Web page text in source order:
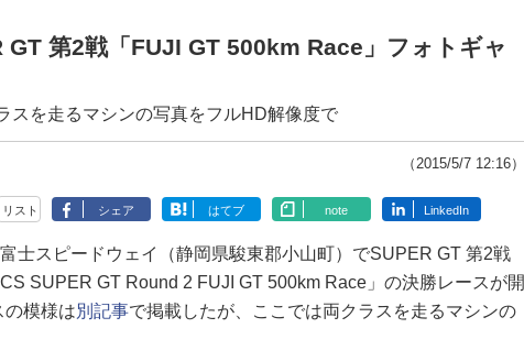
GT 第2戦「FUJI GT 500km Race」フォトギャ
スを走るマシンの写真をフルHD解像度で
（2015/5/7 12:16）
リスト シェア はてブ note LinkedIn
士スピードウェイ（静岡県駿東郡小山町）でSUPER GT 第2戦
SUPER GT Round 2 FUJI GT 500km Race」の決勝レースが開
の模様は別記事で掲載したが、ここでは両クラスを走るマシンの